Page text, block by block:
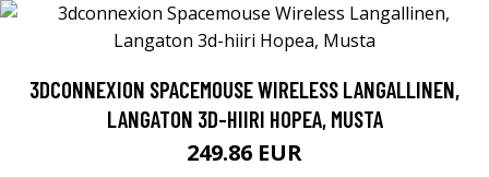
3DCONNEXION SPACEMOUSE WIRELESS LANGALLINEN,
LANGATON 3D-HIIRI HOPEA, MUSTA
249.86 EUR